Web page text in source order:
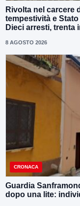
Rivolta nel carcere
tempestività e
Dieci arresti, trenta
8 AGOSTO 2026
CRONACA
Guardia
dopo una lite: